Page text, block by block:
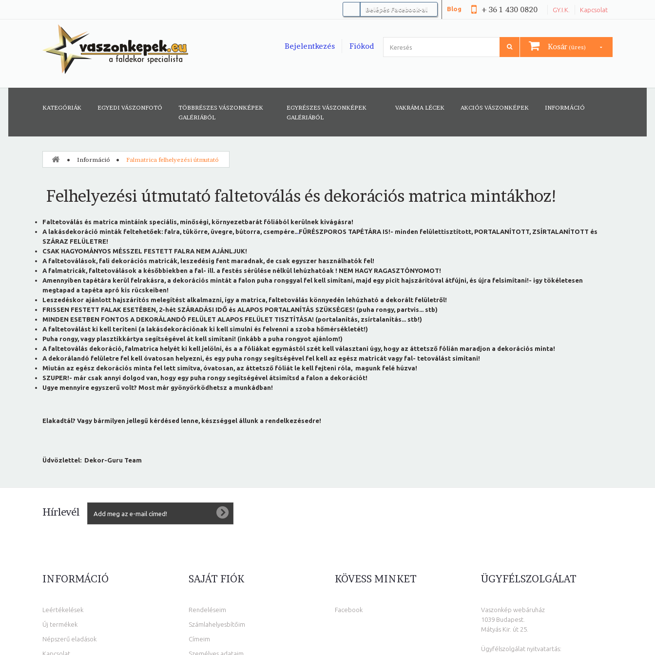
GY.I.K. Kapcsolat
+ 36 1 430 0820
Blog
Belépés Facebook-al
Kosár (üres)
Fiókod
Bejelentkezés
KATEGÓRIÁK EGYEDI VÁSZONFOTÓ
TÖBBRÉSZES VÁSZONKÉPEK
GALÉRIÁBÓL
EGYRÉSZES VÁSZONKÉPEK
GALÉRIÁBÓL
VAKRÁMA LÉCEK AKCIÓS VÁSZONKÉPEK INFORMÁCIÓ
Információ Falmatrica felhelyezési útmutató
Felhelyezési útmutató faltetoválás és dekorációs matrica mintákhoz!
Faltetoválás és matrica mintáink speciális, minőségi, környezetbarát fóliából kerülnek kivágásra!
A lakásdekoráció minták feltehetőek: falra, tükörre, üvegre, bútorra, csempére...FŰRÉSZPOROS TAPÉTÁRA IS!- minden felülettisztított, PORTALANÍTOTT, ZSÍRTALANÍTOTT és
SZÁRAZ FELÜLETRE!
CSAK HAGYOMÁNYOS MÉSSZEL FESTETT FALRA NEM AJÁNLJUK!
A faltetoválások, fali dekorációs matricák, leszedésig fent maradnak, de csak egyszer használhatók fel!
A falmatricák, faltetoválások a későbbiekben a fal- ill. a festés sérülése nélkül lehúzhatóak ! NEM HAGY RAGASZTÓNYOMOT!
Amennyiben tapétára kerül felrakásra, a dekorációs mintát a falon puha ronggyal fel kell simítani, majd egy picit hajszárítóval átfújni, és újra felsimítani!- igy tökéletesen
megtapad a tapéta apró kis rücskeiben!
Leszedéskor ajánlott hajszárítós melegítést alkalmazni, így a matrica, faltetoválás könnyedén lehúzható a dekorált felületről!
FRISSEN FESTETT FALAK ESETÉBEN, 2-hét SZÁRADÁSI IDŐ és ALAPOS PORTALANÍTÁS SZÜKSÉGES! (puha rongy, partvis... stb)
MINDEN ESETBEN FONTOS A DEKORÁLANDÓ FELÜLET ALAPOS FELÜLET TISZTÍTÁSA! (portalanítás, zsírtalanítás... stb!)
A faltetoválást ki kell teríteni (a lakásdekorációnak ki kell simulni és felvenni a szoba hőmérsékletét!)
Puha rongy, vagy plasztikkártya segítségével át kell simítani! (inkább a puha rongyot ajánlom!)
A faltetoválás dekoráció, falmatrica helyét ki kell jelölni, és a a fóliákat egymástól szét kell választani úgy, hogy az áttetsző fólián maradjon a dekorációs minta!
A dekorálandó felületre fel kell óvatosan helyezni, és egy puha rongy segítségével fel kell az egész matricát vagy fal- tetoválást simítani!
Miután az egész dekorációs minta fel lett simítva, óvatosan, az áttetsző fóliát le kell fejteni róla, magunk felé húzva!
SZUPER!- már csak annyi dolgod van, hogy egy puha rongy segítségével átsimítsd a falon a dekorációt!
Ugye mennyire egyszerű volt? Most már gyönyörködhetsz a munkádban!
Elakadtál? Vagy bármilyen jellegű kérdésed lenne, készséggel állunk a rendelkezésedre!
Üdvözlettel: Dekor-Guru Team
Hírlevél
INFORMÁCIÓ
Leértékelések
Új termékek
Népszerű eladások
Kapcsolat
SAJÁT FIÓK
Rendeléseim
Számlahelyesbítőim
Címeim
Személyes adataim
KÖVESS MINKET
Facebook
ÜGYFÉLSZOLGÁLAT
Vaszonkép webáruház
1039 Budapest.
Mátyás Kir. út 25.
Ügyfélszolgálat nyitvatartás: